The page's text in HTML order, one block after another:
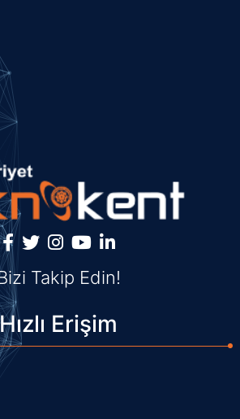
Takip Edin!
Hızlı Erişim